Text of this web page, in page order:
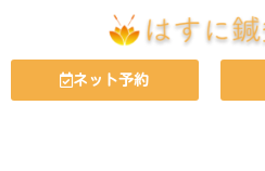
ネット予約